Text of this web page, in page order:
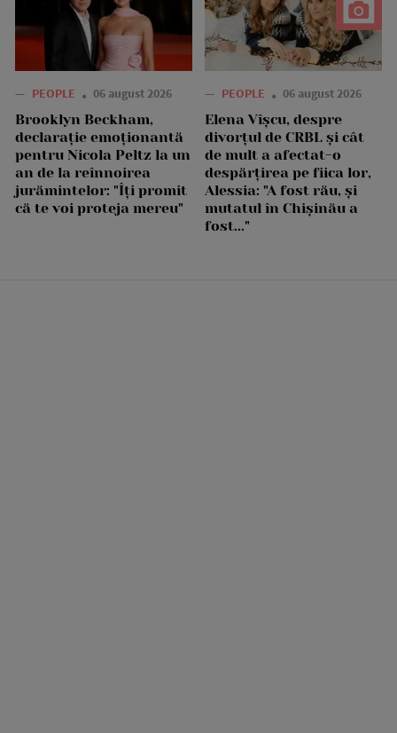
— PEOPLE 06 august 2026
Brooklyn Beckham,
declarație emoționantă
pentru Nicola Peltz la un
an de la reînnoirea
jurămintelor: "Îți promit
că te voi proteja mereu"
— PEOPLE 06 august 2026
Elena Vîșcu, despre
divorțul de CRBL și cât
de mult a afectat-o
despărțirea pe fiica lor,
Alessia: "A fost rău, și
mutatul în Chișinău a
fost..."